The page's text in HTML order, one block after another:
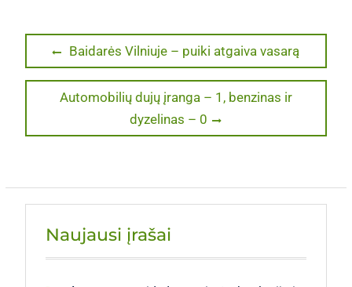
Navigacija
tarp
įrašų
Previous
post:
Baidarės Vilniuje – puiki atgaiva vasarą
Next
Automobilių dujų įranga – 1, benzinas ir
dyzelinas – 0
Naujausi įrašai